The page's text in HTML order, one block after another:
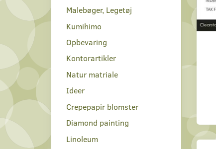
Malebøger, Legetøj
Kumihimo
Opbevaring
Kontorartikler
Natur matriale
Ideer
Crepepapir blomster
Diamond painting
Linoleum